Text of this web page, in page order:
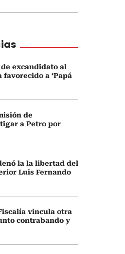
excandidato al
a ‘Papá
de
a Petro por
la la libertad del
Luis Fernando
vincula otra
contrabando y